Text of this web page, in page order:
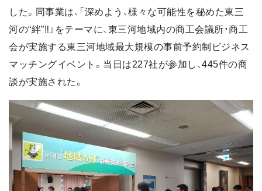
した。同事業は、「深めよう、様々な可能性を秘めた東三
河の“絆”‼」をテーマに、東三河地域内の商工会議所・商工
会が実施する東三河地域最大規模の事前予約制ビジネス
マッチングイベント。当日は227社が参加し、445件の商
談が実施された。